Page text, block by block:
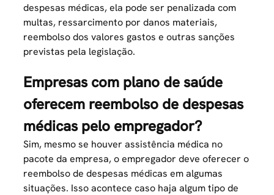
despesas médicas, ela pode ser penalizada com
multas, ressarcimento por danos materiais,
reembolso dos valores gastos e outras sanções
previstas pela legislação.
Empresas com plano de saúde
oferecem reembolso de despesas
médicas pelo empregador?
Sim, mesmo se houverassistência médica no
pacote da empresa, o empregador deve oferecer o
reembolso de despesas médicas em algumas
situações. Isso acontece caso haja algum tipo de